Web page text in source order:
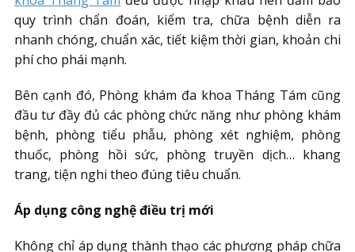
quy trình chẩn đoán, kiểm tra, chữa bệnh diễn ra
nhanh chóng, chuẩn xác, tiết kiệm thời gian, khoản chi
phí cho phái mạnh.
Bên cạnh đó, Phòng khám đa khoa Tháng Tám cũng
đầu tư đầy đủ các phòng chức năng như phòng khám
bệnh, phòng tiểu phẫu, phòng xét nghiệm, phòng
thuốc, phòng hồi sức, phòng truyền dịch… khang
trang, tiện nghi theo đúng tiêu chuẩn.
Áp dụng công nghệ điều trị mới
Không chỉ áp dụng thành thạo các phương pháp chữa